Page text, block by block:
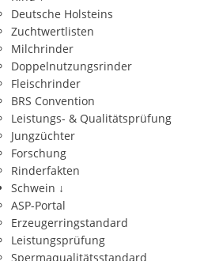
Deutsche Holsteins
Zuchtwertlisten
Milchrinder
Doppelnutzungsrinder
Fleischrinder
BRS Convention
Leistungs- & Qualitätsprüfung
Jungzüchter
Forschung
Rinderfakten
Schwein ↓
ASP-Portal
Erzeugerringstandard
Leistungsprüfung
Spermaqualitätsstandard